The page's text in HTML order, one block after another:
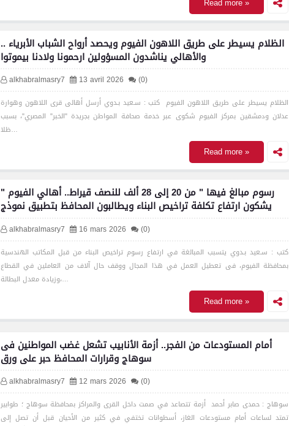
الظلام يسيطر على طريق اللاهون الفيوم ويحصد أرواح الشباب الأبرياء ..
والأهالي يناشدون المسؤولين ارحمونا ولادنا بيموتوا
alkhabralmasry7 13 avril 2026 (0)
الظلام يسيطر على طريق اللاهون الفيوم كتب : سـعيد بـدوي أرسل أهالى قرى اللاهون وهوارة
عدلان ودمشقين بمركز الفيوم شكوى عبر خدمة صحافة المواطن بجريدة "الخبر" المصري"، بسبب
ظلا…
Read more »
" رسوم مبالغ فيها " من 20 إلى 28 ألف للنصف قيراط.. أهالي الفيوم
يشكون ارتفاع تكلفة تراخيص البناء ويطالبون المحافظ بتطبيق نموذج
alkhabralmasry7 16 mars 2026 (0)
كتب : سـعيد بـدوي يتسبب المبالغة في ارتفاع رسوم تراخيص البناء من قبل المكاتب الهندسية
بمحافظة الفيوم، فى تعطيل العمل في هذا المجال ووقف حال آلاف من العاملين في القطاع
وزيادة معدل البطالة،…
Read more »
أمام المستودعات من الفجر.. أزمة الأنابيب تشعل غضب المواطنين فى
سوهاج وقرارات المحافظ حبر على ورق
alkhabralmasry7 12 mars 2026 (0)
سوهاج : حمدى صابر أحمد أزمة تتصاعد في صمت داخل القرى والمراكز بمحافظة سوهاج ؛ طوابير
تمتد لساعات أمام مستودعات الغاز، أسطوانات تختفي في كثير من الأحيان قبل أن تصل إلى